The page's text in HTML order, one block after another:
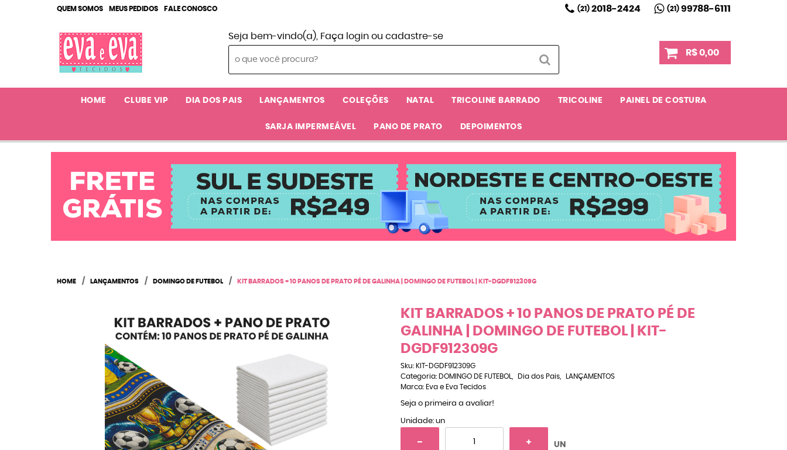
QUEM SOMOS MEUS PEDIDOS FALE CONOSCO (21)2018-2424 (21)99788-6111
Seja bem-vindo(a), Faça login ou cadastre-se
R$ 0,00
HOME CLUBE VIP DIA DOS PAIS LANÇAMENTOS COLEÇÕES NATAL TRICOLINE BARRADO TRICOLINE PAINEL DE COSTURA
SARJA IMPERMEÁVEL PANO DE PRATO DEPOIMENTOS
HOME LANÇAMENTOS DOMINGO DE FUTEBOL KIT BARRADOS + 10 PANOS DE PRATO PÉ DE GALINHA | DOMINGO DE FUTEBOL | KIT-DGDF912309G
KIT BARRADOS + 10 PANOS DE PRATO PÉ DE
GALINHA | DOMINGO DE FUTEBOL | KIT-
DGDF912309G
Sku: KIT-DGDF912309G
Categoria:
DOMINGO DE FUTEBOL Dia dos Pais
LANÇAMENTOS
Marca: Eva e Eva Tecidos
Seja o primeira a avaliar!
Unidade: un
UN